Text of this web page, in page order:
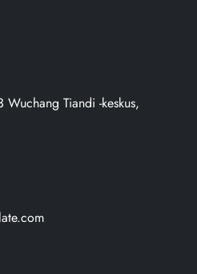
Tiandi -keskus,